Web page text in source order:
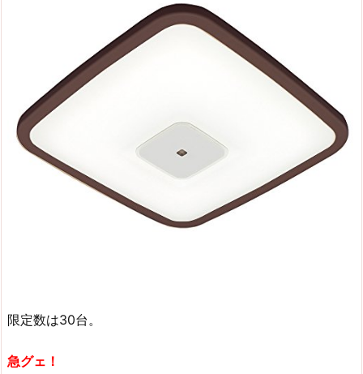
限定数は30台。
急グェ！